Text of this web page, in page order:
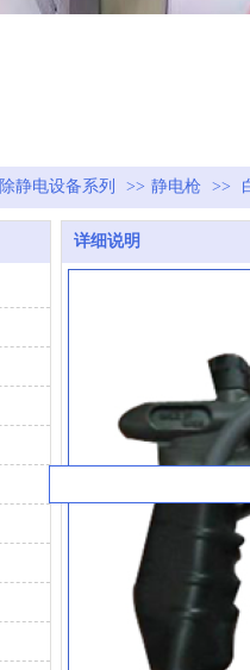
除静电设备系列 >> 静电枪 >>
详细说明